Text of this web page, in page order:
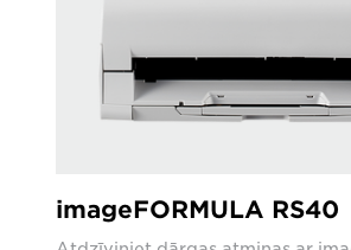
imageFORMULA RS40